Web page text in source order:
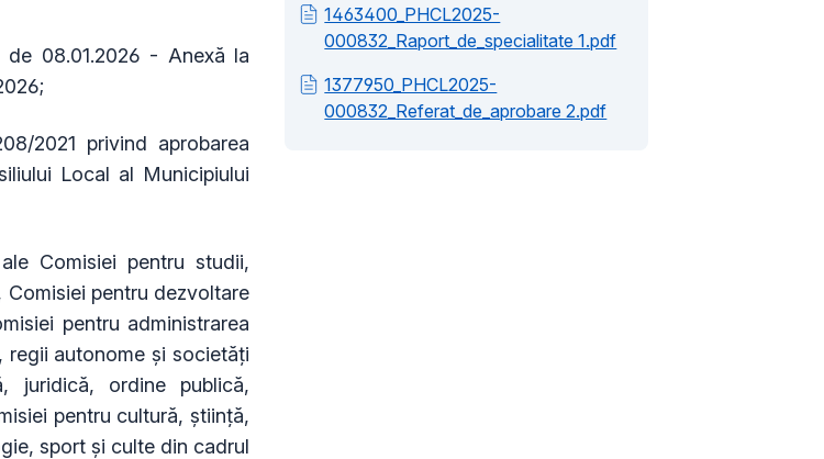
08.01.2026 - Anexă la
2021 privind aprobarea
Local al Municipiului
Comisiei pentru studii,
pentru dezvoltare
pentru administrarea
regii autonome și societăți
juridică, ordine publică,
pentru cultură, știință,
sport și culte din cadrul
1463400_PHCL2025-
000832_Raport_de_specialitate 1.pdf
1377950_PHCL2025-
000832_Referat_de_aprobare 2.pdf